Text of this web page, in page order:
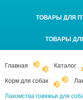
ТОВАРЫ ДЛЯ
ТОВАРЫ
Главная Каталог
Корм для собак
Лакомства говяжьи для